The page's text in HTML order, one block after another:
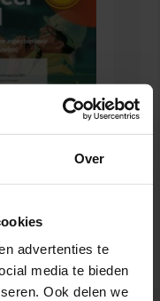
Over
advertenties te
media te bieden
Ook delen we